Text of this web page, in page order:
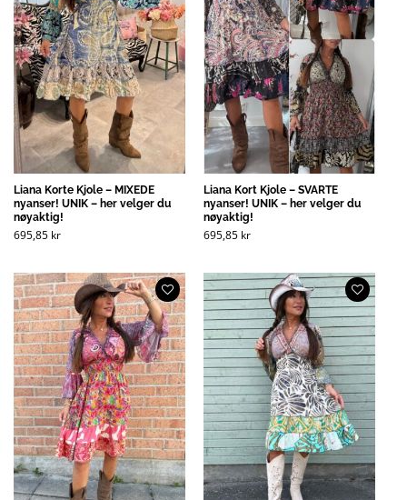
Liana Korte Kjole – MIXEDE
nyanser! UNIK – her velger du
nøyaktig!
695,85 kr
Liana Kort Kjole – SVARTE
nyanser! UNIK – her velger du
nøyaktig!
695,85 kr